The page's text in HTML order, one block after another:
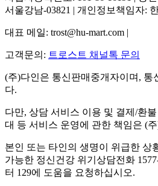
서울강남-03821 | 개인정보책임자:
대표 메일: trost@hu-mart.com |
고객문의: 트로스트 채널톡 문의
(주)다인은 통신판매중개자이며, 통
다.
다만, 상담 서비스 이용 및 결제/환
대 등 서비스 운영에 관한 책임은 (
본인 또는 타인의 생명이 위급한 상
가능한 정신건강 위기상담전화
터 129에 도움을 요청하십시오.